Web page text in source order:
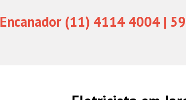
Encanador (11) 4114 4004 |